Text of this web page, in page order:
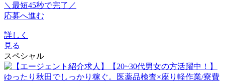
＼最短45秒で完了／
応募へ進む
詳しく
見る
スペシャル